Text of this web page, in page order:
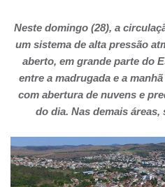
Neste domingo (28), a
um sistema de alta pressão
aberto, em grande parte do
entre a madrugada e a
com abertura de nuvens e
do dia. Nas demais